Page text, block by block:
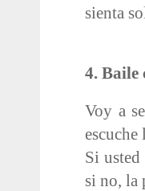
sienta
4. Baile
Voy a
Si usted
si no, la